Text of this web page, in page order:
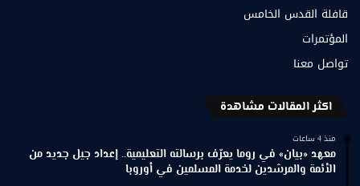
قافلة القدس الخامس
المؤتمرات
تواصل معنا
اكثر المقالات مشاهدة
منذ 4 ساعات
معهد «بيان» في روما يعرّف برسالته التعليمية.. إعداد جيل جديد من
الأئمة والمرشدين لخدمة المسلمين في أوروبا